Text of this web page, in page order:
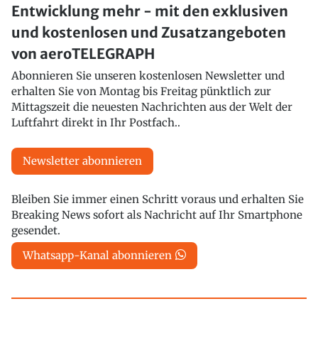
Entwicklung mehr - mit den exklusiven
und kostenlosen und Zusatzangeboten
von aeroTELEGRAPH
Abonnieren Sie unseren kostenlosen Newsletter und
erhalten Sie von Montag bis Freitag pünktlich zur
Mittagszeit die neuesten Nachrichten aus der Welt der
Luftfahrt direkt in Ihr Postfach..
Newsletter abonnieren
Bleiben Sie immer einen Schritt voraus und erhalten Sie
Breaking News sofort als Nachricht auf Ihr Smartphone
gesendet.
Whatsapp-Kanal abonnieren